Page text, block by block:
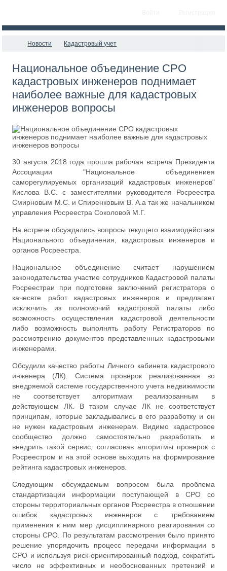
Новости Кадастровый учет
Национальное объединение СРО
кадастровых инженеров поднимает
наиболее важные для кадастровых
инженеров вопросы
30 августа 2018 года прошла рабочая встреча Президента
Ассоциации "Национальное объединениея
саморегулируемых организаций кадастровых инженеров"
Кислова В.С. с заместителями руководителя Росреестра
Смирновым М.С. и Спиренковым В. А.а так же начальником
управления Росреестра Соколовой М.Г.
На встрече обсуждались вопросы текущего взаимодействия
Национального объединения, кадастровых инженеров и
органов Росреестра.
Национальное объединение считает нарушением
законодательства участие сотрудников Кадастровой палаты
Росреестраи при подготовке заключений регистратора о
качесвте работ кадастровых инженеров и предлагает
исключить из полномочий кадастровой палаты либо
возможность осуществления кадастровой деятельности
либо возможность выполнять работу Регистраторов по
рассмотрению документов представленных кадастровыми
инженерами.
Обсудили качество работы Личного кабинета кадастрового
инженера (ЛК). Система проверок реализованная во
внедряемой системе государственного учета недвижимости
не соответствует алгоритмам реализованным в
действующем ЛК. В таком случае ЛК не соответствует
принципам, которые закладывались в его разработку и он
не нужен кадастровым инженерам. Видимо кадастровое
сообщество должно самостоятельно разработать и
внедрить такой сервис, согласовав алгоритмы проверок с
Росреестром и на этой основе выходить на формирование
рейтинга кадастровых инженеров.
Следующим обсуждаемым вопросом была проблема
стандартизации информации поступающей в СРО со
стороны территориальных органов Росреестра в отношении
ошибок кадастровых инженеров с требованием
применения к ним мер дисциплинарного реагирования со
стороны СРО. По результатам рассмотрения было принято
решение упорядочить процесс передачи информации в
СРО и используя риск-ориентированный подход, сократить
число не эффективных и необоснованных претензий и